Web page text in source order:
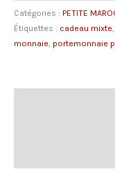
monnaie
TAPS
avec
Catégories : PETITE
Étiquettes : cadeau mixte
monnaie portemonnaie